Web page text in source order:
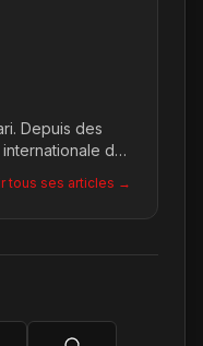
Depuis des
du
de la marque.
reflet de son
tous ses articles →